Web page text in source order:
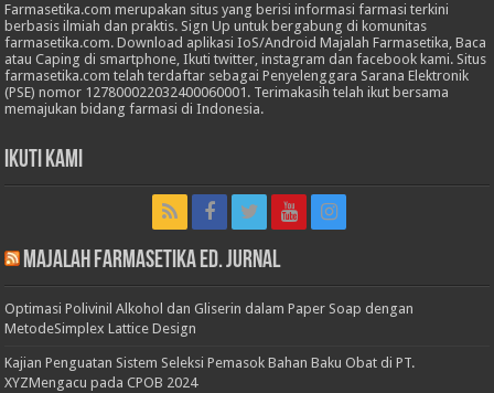
Farmasetika.com merupakan situs yang berisi informasi farmasi terkini
berbasis ilmiah dan praktis. Sign Up untuk bergabung di komunitas
farmasetika.com. Download aplikasi IoS/Android Majalah Farmasetika, Baca
atau Caping di smartphone, Ikuti twitter, instagram dan facebook kami. Situs
farmasetika.com telah terdaftar sebagai Penyelenggara Sarana Elektronik
(PSE) nomor 127800022032400060001. Terimakasih telah ikut bersama
memajukan bidang farmasi di Indonesia.
Ikuti Kami
Majalah Farmasetika Ed. Jurnal
Optimasi Polivinil Alkohol dan Gliserin dalam Paper Soap dengan
MetodeSimplex Lattice Design
Kajian Penguatan Sistem Seleksi Pemasok Bahan Baku Obat di PT.
XYZMengacu pada CPOB 2024